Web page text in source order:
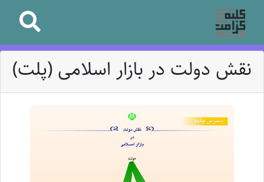
نقش دولت در بازار اسلامی (پلت)